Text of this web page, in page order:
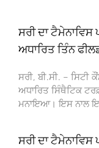
ਸਰੀ ਦਾ ਟੈਮੇਨਾਵਿਸ
ਅਧਾਰਿਤ ਤਿੰਨ
ਸਰੀ, ਬੀ.ਸੀ. – ਸਿਟੀ
ਅਧਾਰਿਤ ਸਿੰਥੈਟਿਕ
ਮਨਾਇਆ। ਇਸ ਨਾਲ
ਸਰੀ ਦਾ ਟੈਮੇਨਾਵਿਸ